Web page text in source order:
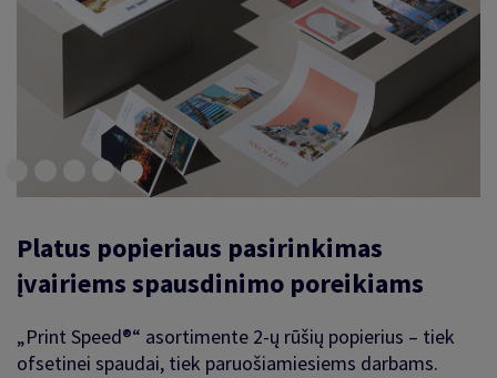
Platus popieriaus pasirinkimas
įvairiems spausdinimo poreikiams
„Print Speed®“ asortimente 2-ų rūšių popierius – tiek
ofsetinei spaudai, tiek paruošiamiesiems darbams.